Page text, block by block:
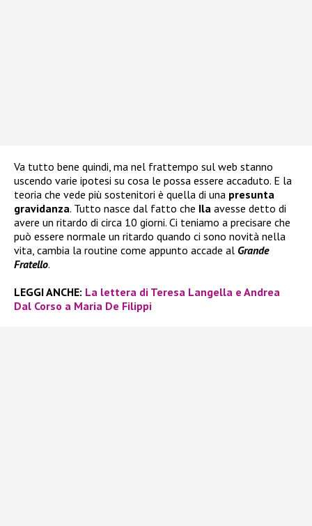
Va tutto bene quindi, ma nel frattempo sul web stanno
uscendo varie ipotesi su cosa le possa essere accaduto. E la
teoria che vede più sostenitori è quella di una presunta
gravidanza. Tutto nasce dal fatto che Ila avesse detto di
avere un ritardo di circa 10 giorni. Ci teniamo a precisare che
può essere normale un ritardo quando ci sono novità nella
vita, cambia la routine come appunto accade al Grande
Fratello.
LEGGI ANCHE: La lettera di Teresa Langella e Andrea
Dal Corso a Maria De Filippi